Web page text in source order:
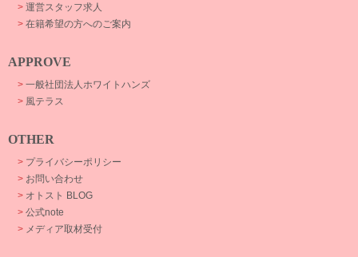
> 運営スタッフ求人
> 在籍希望の方へのご案内
APPROVE
> 一般社団法人ホワイトハンズ
> 風テラス
OTHER
> プライバシーポリシー
> お問い合わせ
> オトスト BLOG
> 公式note
> メディア取材受付